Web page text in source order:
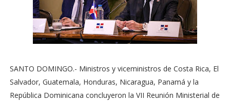
SANTO DOMINGO.- Ministros y viceministros de Costa Rica, El
Salvador, Guatemala, Honduras, Nicaragua, Panamá y la
República Dominicana concluyeron la VII Reunión Ministerial de